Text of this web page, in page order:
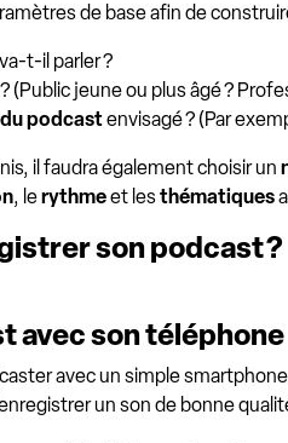
de base afin de
t-il parler ?
(Public jeune ou plus âgé ?
podcastenvisagé ? (Par
il faudra également choisir un
, lerythmeet lesthématiques
son podcast ?
avec son téléphone
avec un simple
un son de bonne